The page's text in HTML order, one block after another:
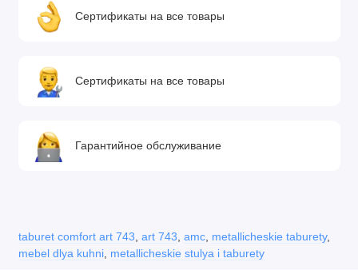
Сертификаты на все товары
Сертификаты на все товары
Гарантийное обслуживание
taburet comfort art 743, art 743, amc, metallicheskie taburety,
mebel dlya kuhni, metallicheskie stulya i taburety